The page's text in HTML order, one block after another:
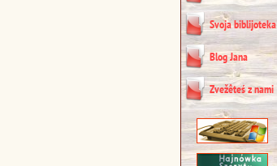
Svoja biblijoteka
Blog Jana
Zvežêteś z nami